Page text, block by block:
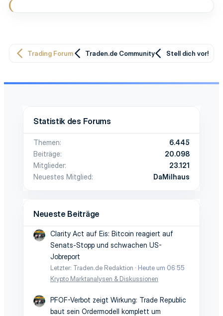
Trading Forum Traden.de Community Stell dich vor!
Statistik des Forums
Themen
6.445
Beiträge
20.098
Mitglieder
23.121
Neuestes Mitglied
DaMilhaus
Neueste Beiträge
Clarity Act auf Eis: Bitcoin reagiert auf
Senats-Stopp und schwachen US-
Jobreport
Letzter: Traden.de Redaktion
Heute um 06:55
Krypto Marktanalysen & Diskussionen
PFOF-Verbot zeigt Wirkung: Trade Republic
baut sein Ordermodell komplett um